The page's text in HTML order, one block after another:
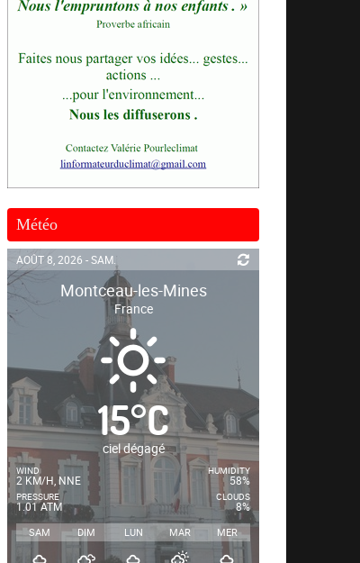
Météo
AOÛT 8, 2026 - SAM.
Montceau-les-Mines
France
15°C
ciel dégagé
WIND
2 KM/H, NNE
PRESSURE
1.01 ATM
HUMIDITY
58%
CLOUDS
8%
SAM DIM LUN MAR MER